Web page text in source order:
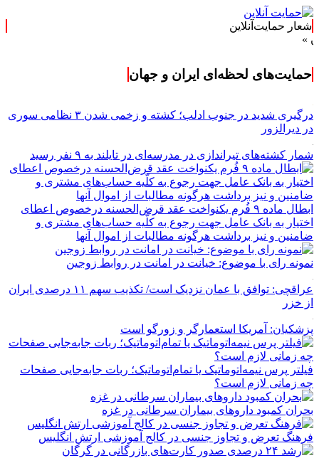
شعار حمایت‌آنلاین
حمایت‌های لحظه‌ای ایران و جهان
درگیری شدید در جنوب ادلب؛ کشته و زخمی شدن ۳ نظامی سوری
در دیرالزور
شمار کشته‌های تیراندازی در مدرسه‌ای در تایلند به ۹ نفر رسید
ابطال ماده ۹ فُرم یکنواخت عقد قرض‌الحسنه درخصوص اعطای
اختیار به بانک عامل جهت رجوع به کلّیه حساب‌های مشتری و
ضامنین و نیز برداشت هرگونه مطالبات از اموال آنها
نمونه رای با موضوع: خیانت در امانت در روابط زوجین
عراقچی: توافق با عمان نزدیک است/ تکذیب سهم ۱۱ درصدی ایران
از خزر
پزشکیان: آمریکا استعمارگر و زورگو است
فیلتر پرس نیمه‌اتوماتیک یا تمام‌اتوماتیک؛ ربات جابه‌جایی صفحات
چه زمانی لازم است؟
بحران کمبود دارو‌های بیماران سرطانی در غزه
فرهنگ تعرض و تجاوز جنسی در کالج آموزشی ارتش انگلیس